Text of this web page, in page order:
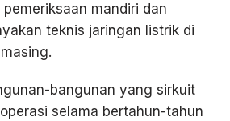
mandiri dan
teknis jaringan listrik di
bangunan yang sirkuit
selama bertahun-tahun